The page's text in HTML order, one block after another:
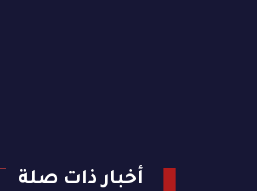
أخبار ذات صلة